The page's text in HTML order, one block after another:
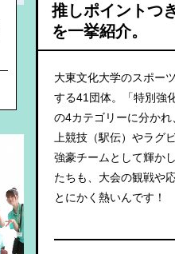
推しポイントつ
を一挙紹介。
大東文化大学のスポー
する41団体。「特別強
の4カテゴリーに分か
上競技（駅伝）やラグ
強豪チームとして輝か
たちも、大会の観戦や
とにかく熱いんです！